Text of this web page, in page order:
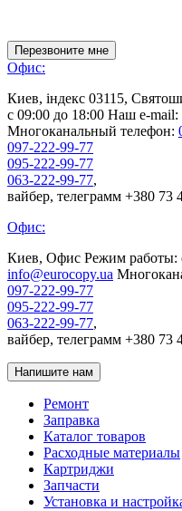
Перезвоните мне
Офис:
Киев, індекс 03115,
с 09:00 до 18:00 Наш е-mail:
Многоканальный телефон:
097-222-99-77
095-222-99-77
063-222-99-77,
вайбер, телеграмм +380 73
Офис:
Киев, Офис Режим работы:
info@eurocopy.ua
097-222-99-77
095-222-99-77
063-222-99-77,
вайбер, телеграмм +380 73
Напишите нам
Ремонт
Заправка
Каталог товаров
Расходные материалы
Картриджи
Запчасти
Установка и